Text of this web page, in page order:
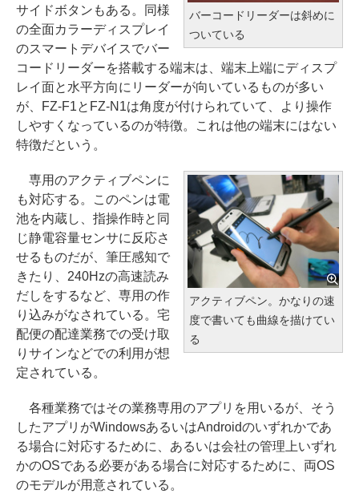
バーコードリーダーは斜めに
ついている
サイドボタンもある。同様
の全面カラーディスプレイ
のスマートデバイスでバー
コードリーダーを搭載する端末は、端末上端にディスプ
レイ面と水平方向にリーダーが向いているものが多い
が、FZ-F1とFZ-N1は角度が付けられていて、より操作
しやすくなっているのが特徴。これは他の端末にはない
特徴だという。
アクティブペン。かなりの速
度で書いても曲線を描けてい
る
専用のアクティブペンに
も対応する。このペンは電
池を内蔵し、指操作時と同
じ静電容量センサに反応さ
せるものだが、筆圧感知で
きたり、240Hzの高速読み
だしをするなど、専用の作
り込みがなされている。宅
配便の配達業務での受け取
りサインなどでの利用が想
定されている。
各種業務ではその業務専用のアプリを用いるが、そう
したアプリがWindowsあるいはAndroidのいずれかであ
る場合に対応するために、あるいは会社の管理上いずれ
かのOSである必要がある場合に対応するために、両OS
のモデルが用意されている。